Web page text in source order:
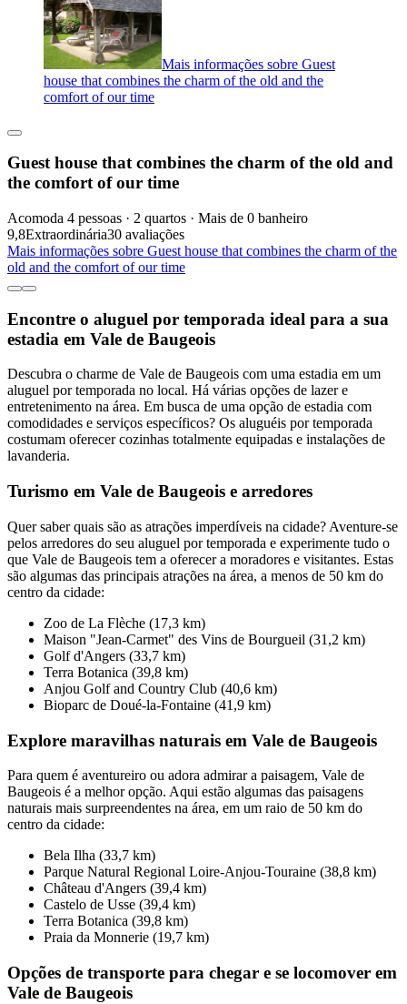
Mais informações sobre Guest
house that combines the charm of the old and the
comfort of our time
Guest house that combines the charm of the old and
the comfort of our time
Acomoda 4 pessoas · 2 quartos · Mais de 0 banheiro
9,8Extraordinária30 avaliações
Mais informações sobre Guest house that combines the charm of the
old and the comfort of our time
Encontre o aluguel por temporada ideal para a sua
estadia em Vale de Baugeois
Descubra o charme de Vale de Baugeois com uma estadia em um
aluguel por temporada no local. Há várias opções de lazer e
entretenimento na área. Em busca de uma opção de estadia com
comodidades e serviços específicos? Os aluguéis por temporada
costumam oferecer cozinhas totalmente equipadas e instalações de
lavanderia.
Turismo em Vale de Baugeois e arredores
Quer saber quais são as atrações imperdíveis na cidade? Aventure-se
pelos arredores do seu aluguel por temporada e experimente tudo o
que Vale de Baugeois tem a oferecer a moradores e visitantes. Estas
são algumas das principais atrações na área, a menos de 50 km do
centro da cidade:
Zoo de La Flèche (17,3 km)
Maison "Jean-Carmet" des Vins de Bourgueil (31,2 km)
Golf d'Angers (33,7 km)
Terra Botanica (39,8 km)
Anjou Golf and Country Club (40,6 km)
Bioparc de Doué-la-Fontaine (41,9 km)
Explore maravilhas naturais em Vale de Baugeois
Para quem é aventureiro ou adora admirar a paisagem, Vale de
Baugeois é a melhor opção. Aqui estão algumas das paisagens
naturais mais surpreendentes na área, em um raio de 50 km do
centro da cidade:
Bela Ilha (33,7 km)
Parque Natural Regional Loire-Anjou-Touraine (38,8 km)
Château d'Angers (39,4 km)
Castelo de Usse (39,4 km)
Terra Botanica (39,8 km)
Praia da Monnerie (19,7 km)
Opções de transporte para chegar e se locomover em
Vale de Baugeois